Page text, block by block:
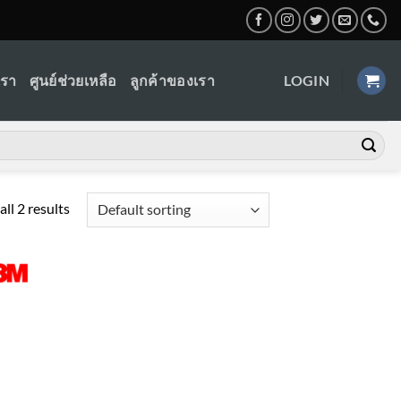
า ศูนย์ช่วยเหลือ ลูกค้าของเรา LOGIN
2 results